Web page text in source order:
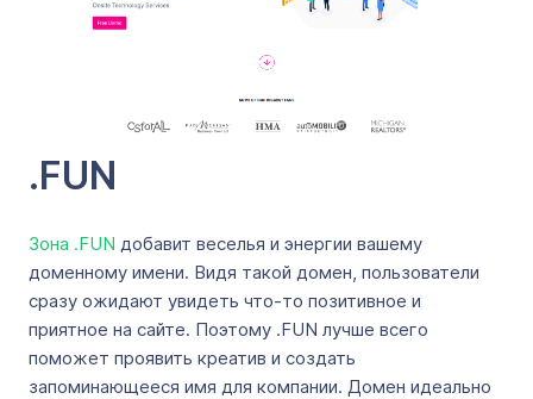
.FUN
Зона .FUN добавит веселья и энергии вашему
доменному имени. Видя такой домен, пользователи
сразу ожидают увидеть что-то позитивное и
приятное на сайте. Поэтому .FUN лучше всего
поможет проявить креатив и создать
запоминающееся имя для компании. Домен идеально